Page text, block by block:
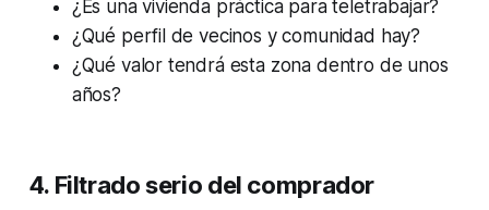
¿Es una vivienda práctica para teletrabajar?
¿Qué perfil de vecinos y comunidad hay?
¿Qué valor tendrá esta zona dentro de unos
años?
4. Filtrado serio del comprador